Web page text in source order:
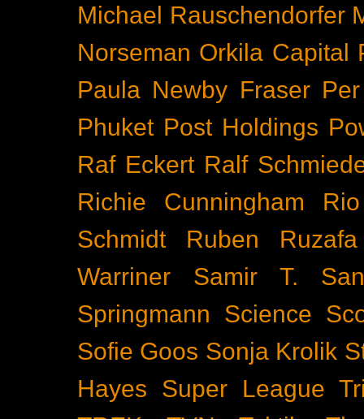
Michael Rauschendorfer
Norseman Orkila Capital
Paula Newby Fraser
Phuket Post Holdings
Raf Eckert Ralf
Richie Cunningham
Rio
Schmidt
Ruben Ruzafa
Warriner
Samir T.
Springmann
Science
Sofie Goos Sonja Krolik
Hayes
Super League